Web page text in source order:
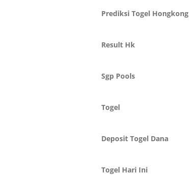
Prediksi Togel Hongkong
Result Hk
Sgp Pools
Togel
Deposit Togel Dana
Togel Hari Ini